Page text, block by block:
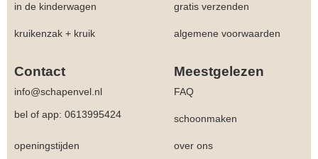
in de kinderwagen gratis verzenden
kruikenzak + kruik algemene voorwaarden
Contact Meestgelezen
info@schapenvel.nl
FAQ
bel of app: 0613995424
schoonmaken
openingstijden over ons